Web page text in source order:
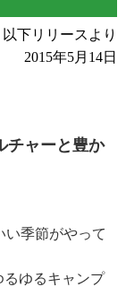
以下リリースより
2015年5月14日
チャーと豊か
い季節がやって
るゆるキャンプ